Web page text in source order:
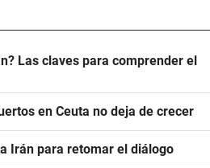
Las claves para comprender el
en Ceuta no deja de crecer
Irán para retomar el diálogo